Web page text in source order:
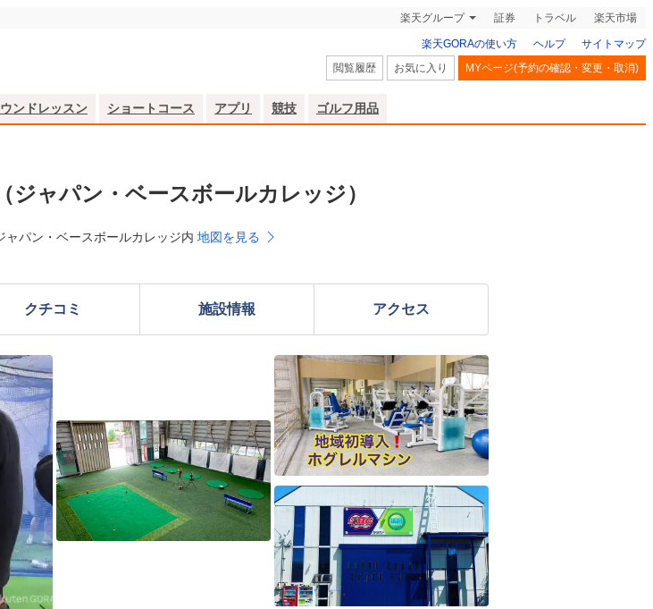
楽天グループ 証券 トラベル 楽天市場
楽天GORAの使い方 ヘルプ
サイトマップ
閲覧履歴
お気に入り MYページ(予約の確認・変更・取消)
ンドレッスン ショートコース アプリ 競技 ゴルフ用品
ャパン・ベースボールカレッジ）
パン・ベースボールカレッジ内 地図を見る
クチコミ 施設情報 アクセス